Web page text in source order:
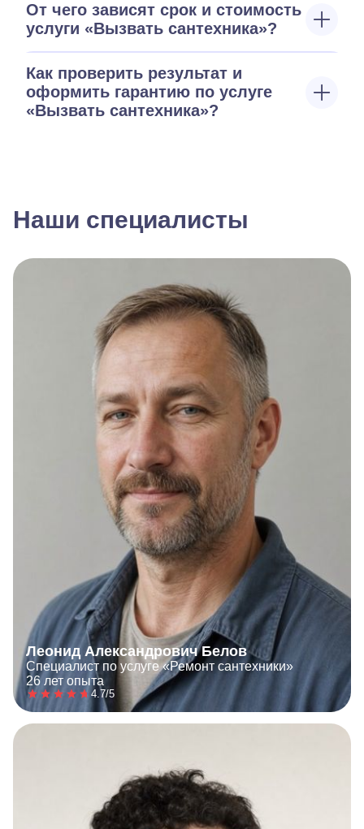
От чего зависят срок и стоимость
услуги «Вызвать сантехника»?
Как проверить результат и
оформить гарантию по услуге
«Вызвать сантехника»?
Наши специалисты
Леонид Александрович Белов
Специалист по услуге «Ремонт сантехники»
26 лет опыта
4.7/5